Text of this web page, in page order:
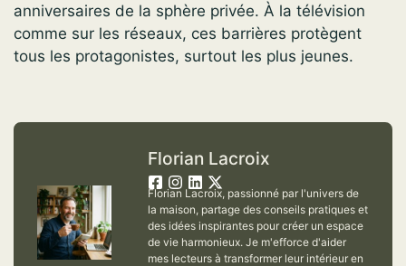
anniversaires de la sphère privée. À la télévision
comme sur les réseaux, ces barrières protègent
tous les protagonistes, surtout les plus jeunes.
Florian Lacroix
Florian Lacroix, passionné par l'univers de
la maison, partage des conseils pratiques et
des idées inspirantes pour créer un espace
de vie harmonieux. Je m'efforce d'aider
mes lecteurs à transformer leur intérieur en